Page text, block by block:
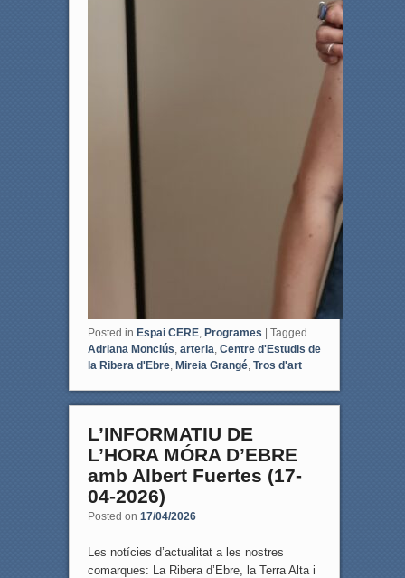
Posted in Espai CERE, Programes | Tagged
Adriana Monclús arteria Centre d'Estudis de
la Ribera d'Ebre, Mireia Grangé, Tros d'art
L’INFORMATIU DE
L’HORA MÓRA D’EBRE
amb Albert Fuertes (17-
04-2026)
Posted on 17/04/2026
Les notícies d’actualitat a les nostres
comarques: La Ribera d’Ebre, la Terra Alta i